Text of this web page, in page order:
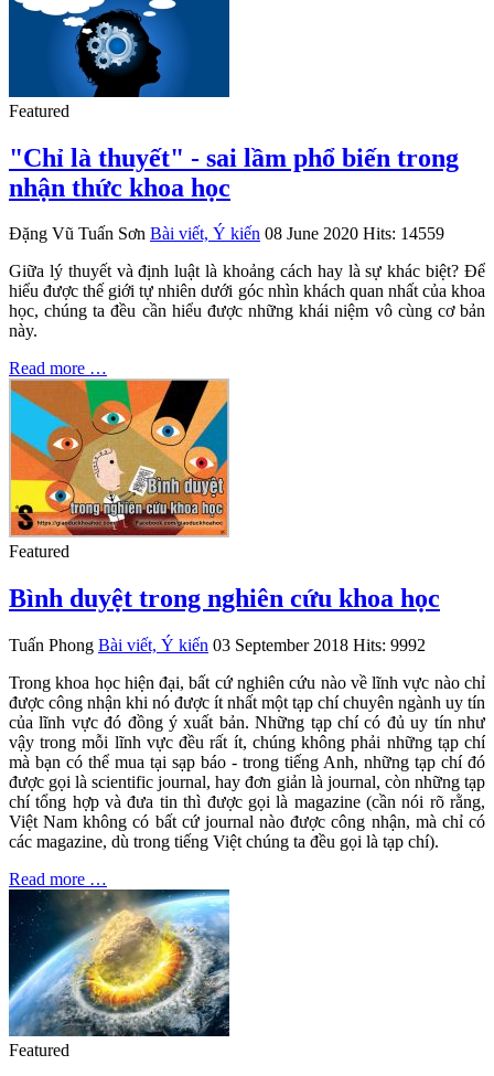
Featured
"Chỉ là thuyết" - sai lầm phổ biến trong
nhận thức khoa học
Đặng Vũ Tuấn Sơn Bài viết, Ý kiến 08 June 2020 Hits: 14559
Giữa lý thuyết và định luật là khoảng cách hay là sự khác biệt? Để
hiểu được thế giới tự nhiên dưới góc nhìn khách quan nhất của khoa
học, chúng ta đều cần hiểu được những khái niệm vô cùng cơ bản
này.
Read more …
Featured
Bình duyệt trong nghiên cứu khoa học
Tuấn Phong Bài viết, Ý kiến 03 September 2018 Hits: 9992
Trong khoa học hiện đại, bất cứ nghiên cứu nào về lĩnh vực nào chỉ
được công nhận khi nó được ít nhất một tạp chí chuyên ngành uy tín
của lĩnh vực đó đồng ý xuất bản. Những tạp chí có đủ uy tín như
vậy trong mỗi lĩnh vực đều rất ít, chúng không phải những tạp chí
mà bạn có thể mua tại sạp báo - trong tiếng Anh, những tạp chí đó
được gọi là scientific journal, hay đơn giản là journal, còn những tạp
chí tổng hợp và đưa tin thì được gọi là magazine (cần nói rõ rằng,
Việt Nam không có bất cứ journal nào được công nhận, mà chỉ có
các magazine, dù trong tiếng Việt chúng ta đều gọi là tạp chí).
Read more …
Featured